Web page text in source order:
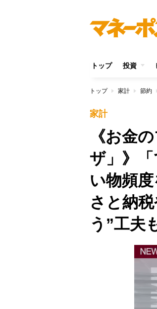
トップ 投資
トップ 家計 節約
家計
《お金
ザ」》
い物頻
さと納
う”工夫